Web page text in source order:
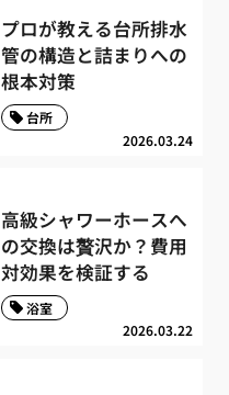
プロが教える台所排水
管の構造と詰まりへの
根本対策
2026.03.24
台所
高級シャワーホースへ
の交換は贅沢か？費用
対効果を検証する
2026.03.22
浴室